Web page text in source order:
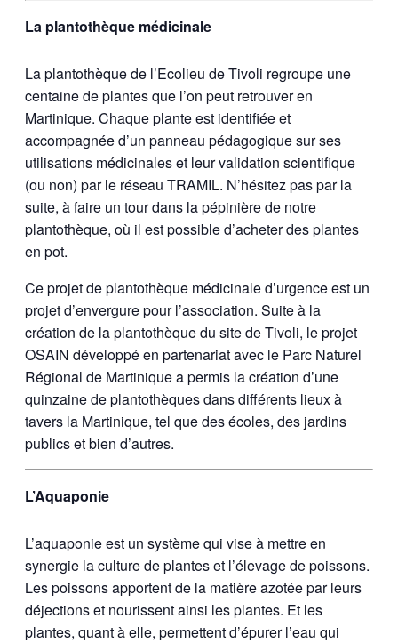
La plantothèque médicinale
La plantothèque de l’Ecolieu de Tivoli regroupe une
centaine de plantes que l’on peut retrouver en
Martinique. Chaque plante est identifiée et
accompagnée d’un panneau pédagogique sur ses
utilisations médicinales et leur validation scientifique
(ou non) par le réseau TRAMIL. N’hésitez pas par la
suite, à faire un tour dans la pépinière de notre
plantothèque, où il est possible d’acheter des plantes
en pot.
Ce projet de plantothèque médicinale d’urgence est un
projet d’envergure pour l’association. Suite à la
création de la plantothèque du site de Tivoli, le projet
OSAIN développé en partenariat avec le Parc Naturel
Régional de Martinique a permis la création d’une
quinzaine de plantothèques dans différents lieux à
tavers la Martinique, tel que des écoles, des jardins
publics et bien d’autres.
L’Aquaponie
L’aquaponie est un système qui vise à mettre en
synergie la culture de plantes et l’élevage de poissons.
Les poissons apportent de la matière azotée par leurs
déjections et nourissent ainsi les plantes. Et les
plantes, quant à elle, permettent d’épurer l’eau qui